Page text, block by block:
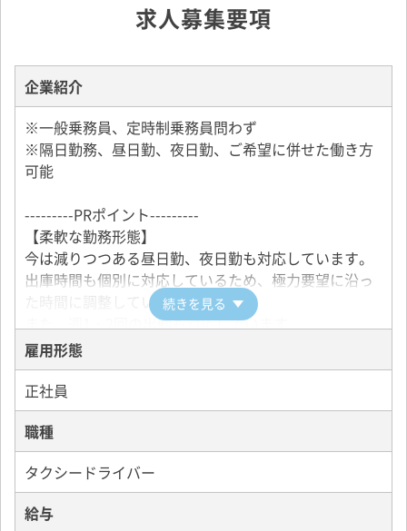
求人募集要項
企業紹介
※一般乗務員、定時制乗務員問わず
※隔日勤務、昼日勤、夜日勤、ご希望に併せた働き方
可能
---------PRポイント---------
【柔軟な勤務形態】
今は減りつつある昼日勤、夜日勤も対応しています。
出庫時間も個別に対応しているため、極力要望に沿っ
た時間に調整しています。
また、週1・2回の出勤も対応しています。
【立地について】
住所は三鷹市ですが、杉並区にほど近い場所に営業所
を構えています。
また、三鷹駅、吉祥寺駅まで約10分、都心部の新宿
駅、渋谷駅には30分と営業活動を行うのに適した立地
です。
地元密着型の事業を展開しており、多くの無線配車、
リピート率ともに業界では上位の実績を誇ります。
続きを見る
雇用形態
正社員
職種
タクシードライバー
給与